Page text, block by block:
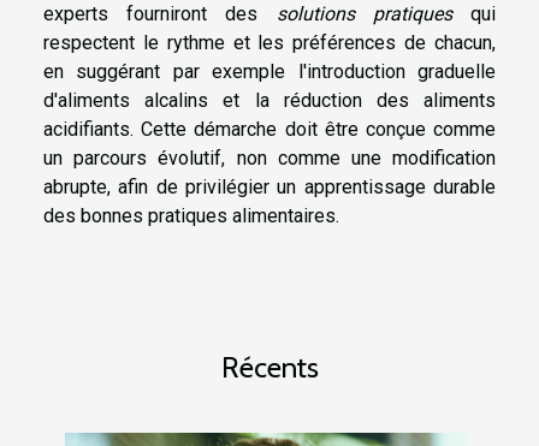
experts fourniront des solutions pratiquesqui
respectent le rythme et les préférences de chacun,
en suggérant par exemple l'introduction graduelle
d'aliments alcalins et la réduction des aliments
acidifiants. Cette démarche doit être conçue comme
un parcours évolutif, non comme une modification
abrupte, afin de privilégier un apprentissage durable
des bonnes pratiques alimentaires.
Récents